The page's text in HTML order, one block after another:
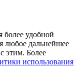
более удобной
любое дальнейшее
этим. Более
использования